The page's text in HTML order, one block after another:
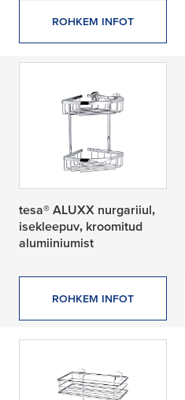
ROHKEM INFOT
tesa® ALUXX nurgariiul,
isekleepuv, kroomitud
alumiiniumist
ROHKEM INFOT